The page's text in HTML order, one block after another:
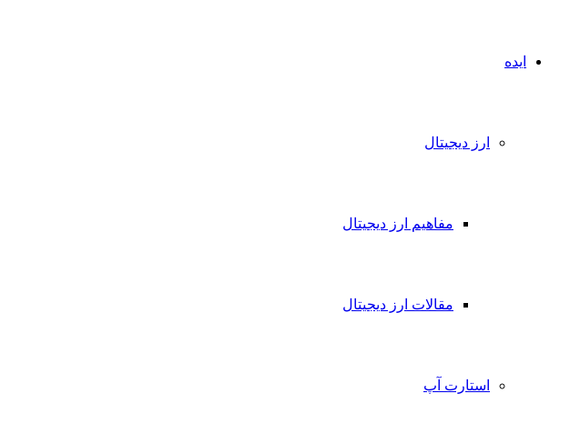
ایده
ارز دیجیتال
مفاهیم ارز دیجیتال
مقالات ارز دیجیتال
استارت آپ